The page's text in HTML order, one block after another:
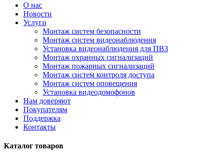
О нас
Новости
Услуги
Монтаж систем безопасности
Монтаж систем видеонаблюдения
Установка видеонаблюдения для ПВЗ
Монтаж охранных сигнализаций
Монтаж пожарных сигнализаций
Монтаж систем контроля доступа
Монтаж систем оповещения
Установка видеодомофонов
Нам доверяют
Покупателям
Поддержка
Контакты
Каталог товаров